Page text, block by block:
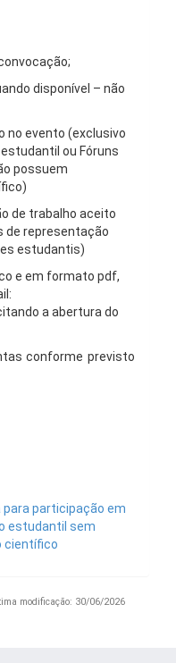
disponível – não
no evento (exclusivo
ou Fóruns
possuem
de trabalho aceito
de representação
estudantis)
e em formato pdf,
a abertura do
conforme previsto
participação em
estudantil sem
científico
modificação: 30/06/2026